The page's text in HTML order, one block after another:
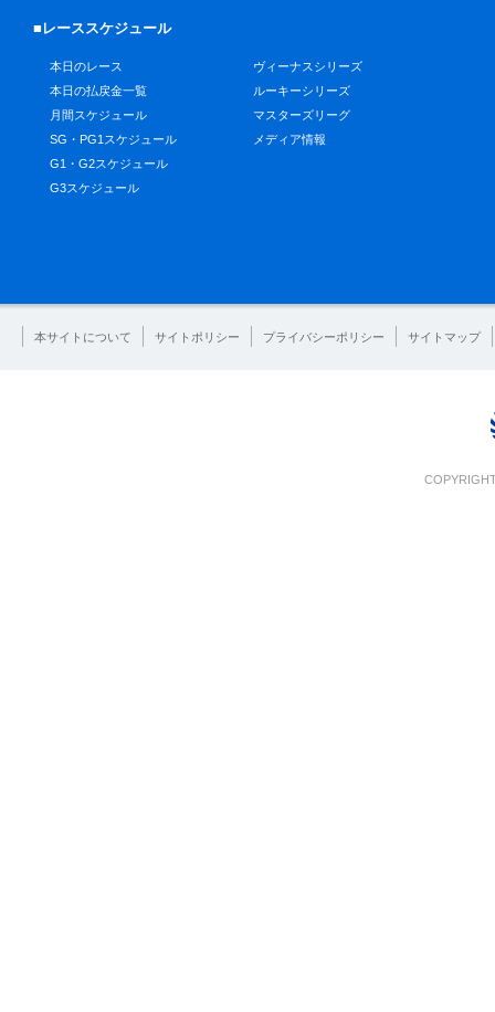
■レーススケジュール
本日のレース
本日の払戻金一覧
月間スケジュール
SG・PG1スケジュール
G1・G2スケジュール
G3スケジュール
ヴィーナスシリーズ
ルーキーシリーズ
マスターズリーグ
メディア情報
本サイトについて サイトポリシー プライバシーポリシー サイトマップ